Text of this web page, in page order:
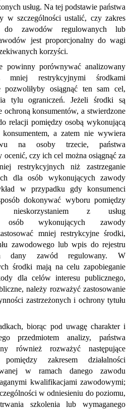
usług. Na tej podstawie państwa
w szczególności ustalić, czy zakres
do zawodów regulowanych lub
jest proporcjonalny do wagi
korzyści.
powinny porównywać analizowany
restrykcyjnymi środkami
pozwoliłyby osiągnąć ten sam cel,
tylu ograniczeń. Jeżeli środki są
ochroną konsumentów, a stwierdzone
relacji pomiędzy osobą wykonującą
a zatem nie wywiera
na osoby trzecie, państwa
czy ich cel można osiągnąć za
restrykcyjnych niż zastrzeganie
dla osób wykonujących zawody
w przypadku gdy konsumenci
dokonywać wyboru pomiędzy
nieskorzystaniem z usług
osób wykonujących zawody
mniej restrykcyjne środki,
zawodowego lub wpis do rejestru
dany zawód regulowany. W
środki mają na celu zapobieganie
dla celów interesu publicznego,
należy rozważyć zastosowanie
zastrzeżonych i ochrony tytułu
biorąc pod uwagę charakter i
przedmiotem analizy, państwa
również rozważyć następujące
zakresem działalności
w ramach danego zawodu
kwalifikacjami zawodowymi;
w odniesieniu do poziomu,
szkolenia lub wymaganego